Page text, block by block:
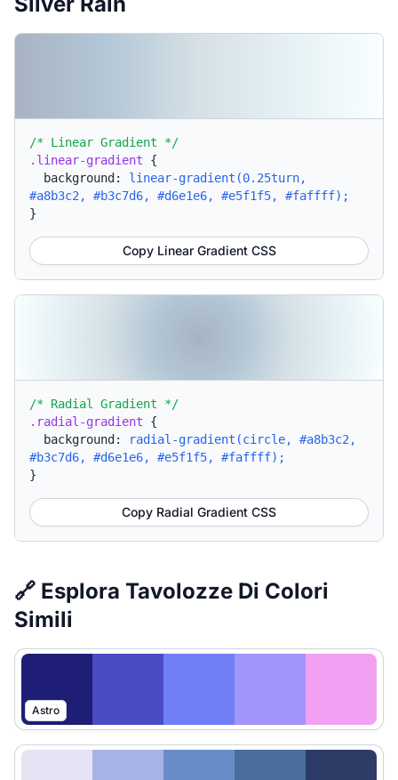
/* Linear Gradient */
.linear-gradient {
background: linear-gradient(0.25turn,
#a8b3c2, #b3c7d6, #d6e1e6, #e5f1f5, #faffff);
}
Copy Linear Gradient CSS
/* Radial Gradient */
.radial-gradient {
background:
radial-gradient(circle, #a8b3c2,
#b3c7d6, #d6e1e6, #e5f1f5, #faffff);
}
Copy Radial Gradient CSS
🔗 Esplora Tavolozze Di Colori
Simili
Astro